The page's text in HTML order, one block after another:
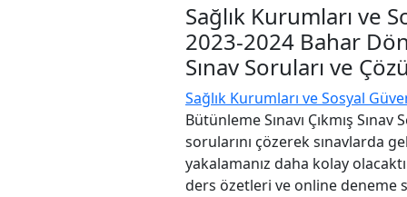
Sağlık Kurumları ve
2023-2024 Bahar
Sınav Soruları ve
Sağlık Kurumları ve Sosyal
Bütünleme Sınavı Çıkmış
sorularını çözerek sınavlarda
yakalamanız daha kolay
ders özetleri ve online deneme